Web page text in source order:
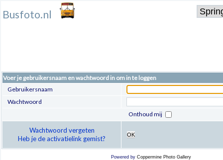
Busfoto.nl
Voer je gebruikersnaam en wachtwoord in om in te loggen
Gebruikersnaam
Wachtwoord
Onthoud mij
Wachtwoord vergeten
Heb je de activatielink gemist?
OK
Powered by Coppermine Photo Gallery